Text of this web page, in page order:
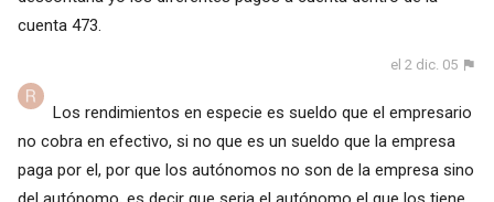
cuenta 473.
el 2 dic. 05
Los rendimientos en especie es sueldo que el empresario
no cobra en efectivo, si no que es un sueldo que la empresa
paga por el, por que los autónomos no son de la empresa sino